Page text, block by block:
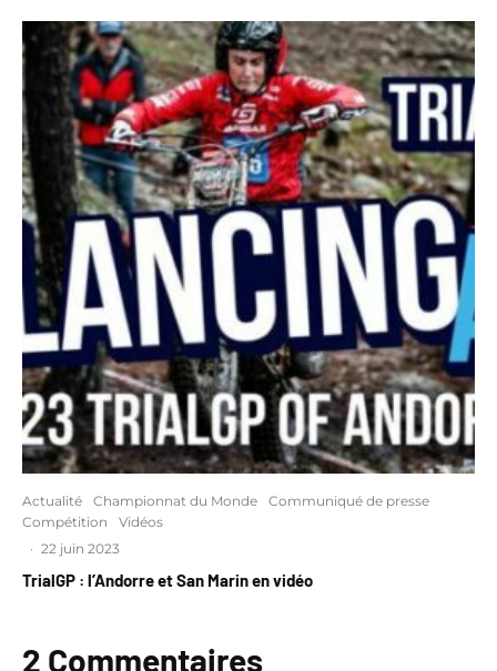
Actualité Championnat du Monde
Communiqué de presse
Compétition
Vidéos
· 22 juin 2023
TrialGP : l’Andorre et San Marin en vidéo
2 Commentaires